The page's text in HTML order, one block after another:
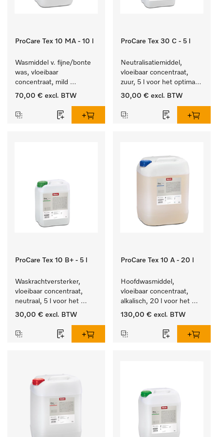
ProCare Tex 10 MA - 10 l
Wasmiddel v. fijne/bonte
was, vloeibaar
concentraat, mild
alkalisch, 10 l voor het
en gevoelig textiel.
70,00 € excl. BTW
ProCare Tex 30 C - 5 l
Neutralisatiemiddel,
vloeibaar concentraat,
zuur, 5 l voor het optimaal
beschermen van het
neutralisatie.
30,00 € excl. BTW
ProCare Tex 10 B+ - 5 l
Waskrachtversterker,
vloeibaar concentraat,
neutraal, 5 l voor het
effectief verwijderen van
30,00 € excl. BTW
ProCare Tex 10 A - 20 l
Hoofdwasmiddel,
vloeibaar concentraat,
alkalisch, 20 l voor het
reinigen van wit wasgoed
130,00 € excl. BTW